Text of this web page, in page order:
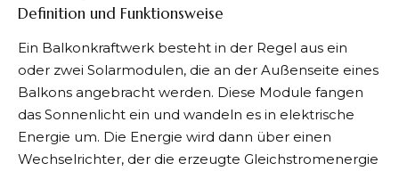
Definition und Funktionsweise
Ein Balkonkraftwerk besteht in der Regel aus ein
oder zwei Solarmodulen, die an der Außenseite eines
Balkons angebracht werden. Diese Module fangen
das Sonnenlicht ein und wandeln es in elektrische
Energie um. Die Energie wird dann über einen
Wechselrichter, der die erzeugte Gleichstromenergie